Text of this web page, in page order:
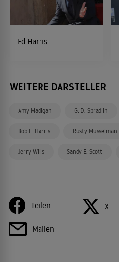
Ed Harris
WEITERE DARSTELLER
Amy Madigan G. D. Spradlin
Bob L. Harris Rusty Musselman
Jerry Wills Sandy E. Scott
Teilen X
Mailen